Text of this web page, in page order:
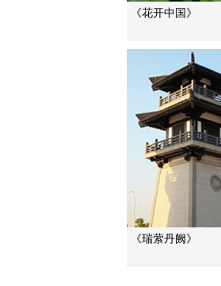
《花开中国》
《瑞萦丹阙》